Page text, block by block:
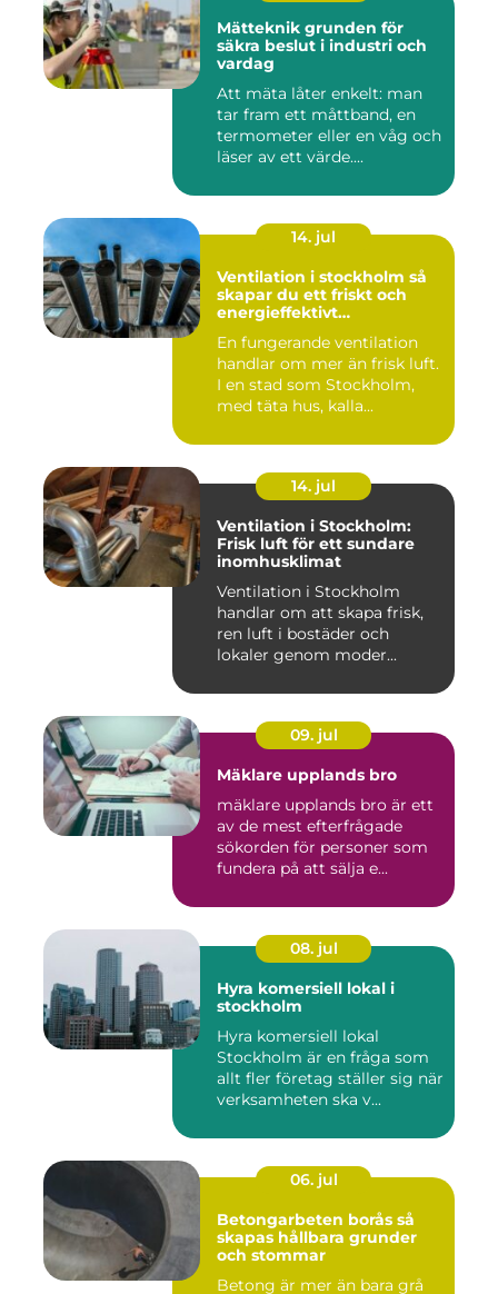
Mätteknik grunden för
säkra beslut i industri och
vardag
Att mäta låter enkelt: man
tar fram ett måttband, en
termometer eller en våg och
läser av ett värde....
14. jul
Ventilation i stockholm så
skapar du ett friskt och
energieffektivt
En fungerande ventilation
handlar om mer än frisk luft.
I en stad som Stockholm,
med täta hus, kalla...
14. jul
Ventilation i Stockholm:
Frisk luft för ett sundare
inomhusklimat
Ventilation i Stockholm
handlar om att skapa frisk,
ren luft i bostäder och
lokaler genom moder...
09. jul
Mäklare upplands bro
mäklare upplands bro är ett
av de mest efterfrågade
sökorden för personer som
fundera på att sälja e...
08. jul
Hyra komersiell lokal i
stockholm
Hyra komersiell lokal
Stockholm är en fråga som
allt fler företag ställer sig när
verksamheten ska v...
06. jul
Betongarbeten borås så
skapas hållbara grunder
och stommar
Betong är mer än bara grå